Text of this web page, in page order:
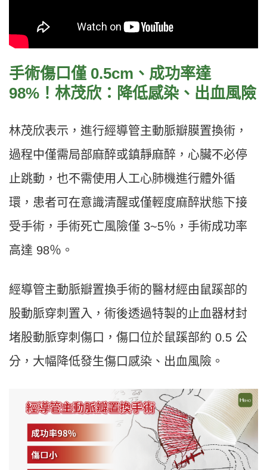
手術傷口僅 0.5cm、成功率達
98%！林茂欣：降低感染、出血風險
林茂欣表示，進行經導管主動脈瓣膜置換術，
過程中僅需局部麻醉或鎮靜麻醉，心臟不必停
止跳動，也不需使用人工心肺機進行體外循
環，患者可在意識清醒或僅輕度麻醉狀態下接
受手術，手術死亡風險僅 3~5％，手術成功率
高達 98％。
經導管主動脈瓣置換手術的醫材經由鼠蹊部的
股動脈穿刺置入，術後透過特製的止血器材封
堵股動脈穿刺傷口，傷口位於鼠蹊部約 0.5 公
分，大幅降低發生傷口感染、出血風險。